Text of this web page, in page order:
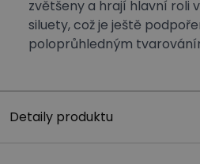
zvětšeny a hrají hlavní roli
siluety, což je ještě
poloprůhledným
Detaily produktu